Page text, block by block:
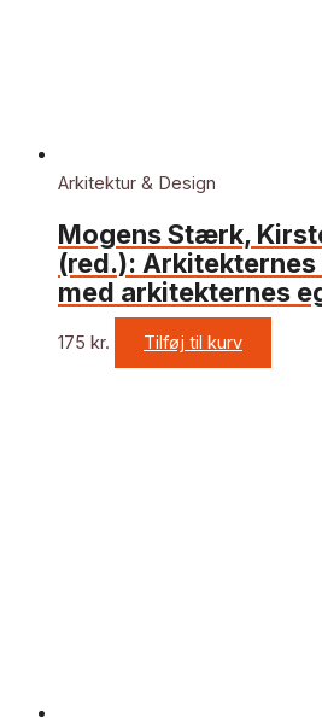
Arkitektur & Design
Mogens Stærk,
(red.): Arkitekternes
med arkitekternes
175 kr. Tilføj til kurv